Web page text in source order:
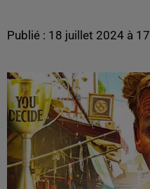
Publié : 18 juillet 2024 à